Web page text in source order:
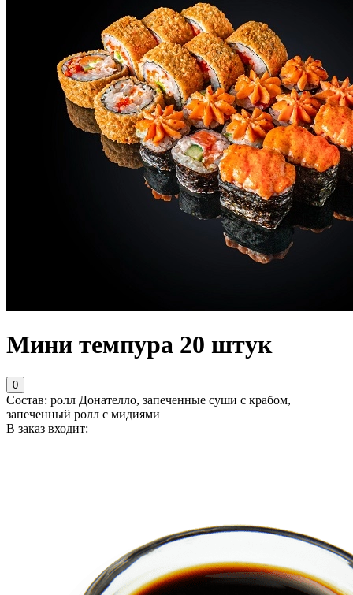
Мини темпура 20 штук
0
Состав: ролл Донателло, запеченные суши с крабом,
запеченный ролл с мидиями
В заказ входит: